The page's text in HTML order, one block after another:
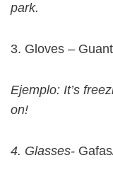
park.
3. Gloves –
Ejemplo: It’s
on!
4. Glasses-